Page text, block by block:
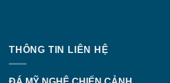
THÔNG TIN LIÊN HỆ